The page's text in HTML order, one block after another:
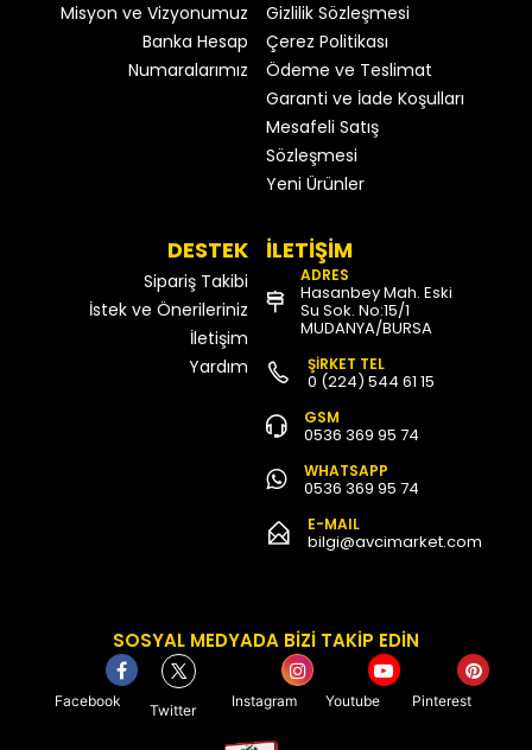
Misyon ve Vizyonumuz
Banka Hesap
Numaralarımız
Gizlilik Sözleşmesi
Çerez Politikası
Ödeme ve Teslimat
Garanti ve İade Koşulları
Mesafeli Satış
Sözleşmesi
Yeni Ürünler
DESTEK
Sipariş Takibi
İstek ve Önerileriniz
İletişim
Yardım
İLETİŞİM
ADRES
Hasanbey Mah. Eski
Su Sok. No:15/1
MUDANYA/BURSA
ŞİRKET TEL
0 (224) 544 61 15
GSM
0536 369 95 74
WHATSAPP
0536 369 95 74
E-MAIL
bilgi@avcimarket.com
SOSYAL MEDYADA BİZİ TAKİP EDİN
Facebook
Twitter
Instagram Youtube Pinterest